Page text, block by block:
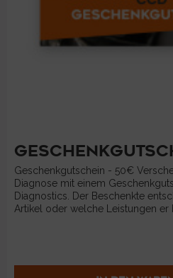
Geschenkgutschein - 50€
Diagnose mit einem
Diagnostics. Der Beschenkte
Artikel oder welche Leistungen er